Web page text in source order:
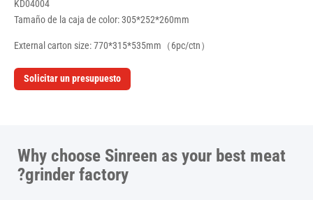
KD04004
Tamaño de la caja de color: 305*252*260mm
External carton size: 770*315*535mm（6pc/ctn）
Solicitar un presupuesto
Why choose Sinreen as your best meat
grinder factory?